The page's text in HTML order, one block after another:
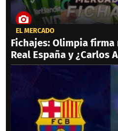
EL MERCADO
Fichajes: Olimpia firma
Real España y ¿Carlos